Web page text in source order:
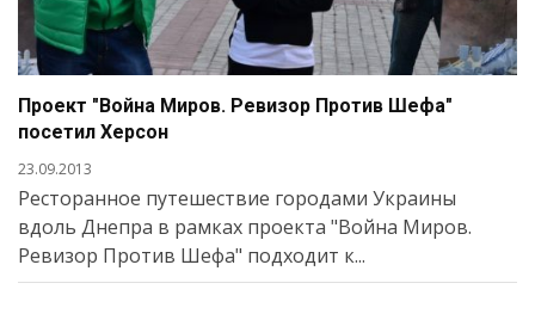
Проект "Война Миров. Ревизор Против Шефа"
посетил Херсон
23.09.2013
Ресторанное путешествие городами Украины
вдоль Днепра в рамках проекта "Война Миров.
Ревизор Против Шефа" подходит к...